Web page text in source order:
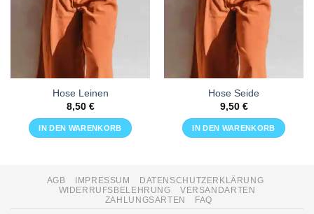
Hose Leinen
8,50 €
IN DEN WARENKORB
Hose Seide
9,50 €
IN DEN WARENKORB
AGB IMPRESSUM
DATENSCHUTZERKLÄRUNG
WIDERRUFSBELEHRUNG
VERSANDARTEN
ZAHLUNGSARTEN
FAQ